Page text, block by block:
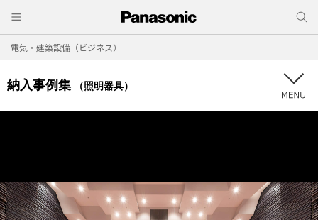
電気・建築設備（ビジネス）
納入事例集 （照明器具）